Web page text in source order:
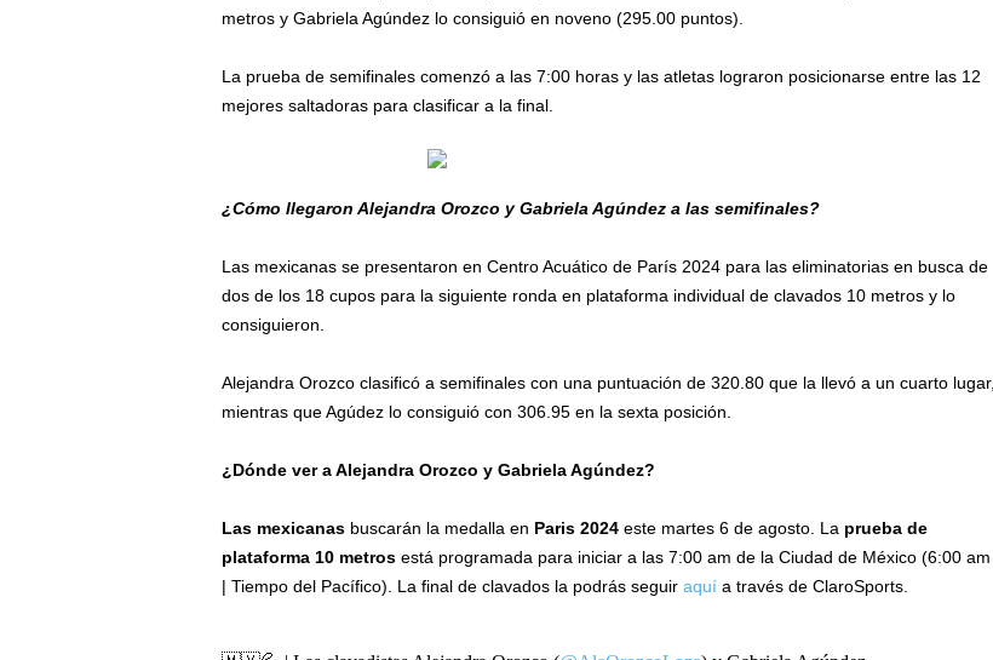
metros y Gabriela Agúndez lo consiguió en noveno (295.00 puntos).
La prueba de semifinales comenzó a las 7:00 horas y las atletas lograron posicionarse entre las 12
mejores saltadoras para clasificar a la final.
¿Cómo llegaron Alejandra Orozco y Gabriela Agúndez a las semifinales?
Las mexicanas se presentaron en Centro Acuático de París 2024 para las eliminatorias en busca de
dos de los 18 cupos para la siguiente ronda en plataforma individual de clavados 10 metros y lo
consiguieron.
Alejandra Orozco clasificó a semifinales con una puntuación de 320.80 que la llevó a un cuarto lugar,
mientras que Agúdez lo consiguió con 306.95 en la sexta posición.
¿Dónde ver a Alejandra Orozco y Gabriela Agúndez?
Las mexicanasbuscarán la medalla en Paris 2024este martes 6 de agosto. La prueba de
plataforma 10 metrosestá programada para iniciar a las 7:00 am de la Ciudad de México (6:00 am
| Tiempo del Pacífico). La final de clavados la podrás seguir aquía través de ClaroSports.